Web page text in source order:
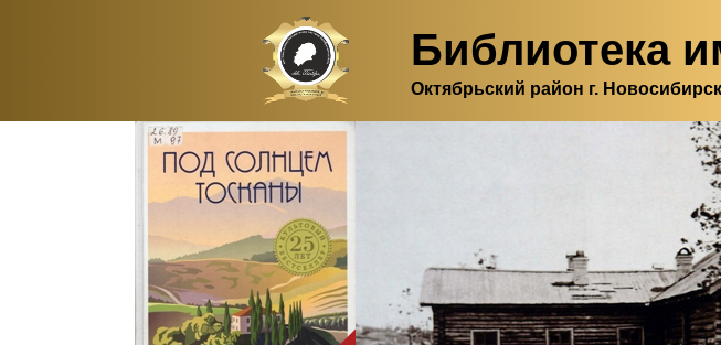
Библиотека
Октябрьский район г. Новосибирск
Здесь, в своем
итальянском доме, я вновь
испытала первичную
радость единения с
природой. Дом открыт
для бабочек, стрекоз, пчёл
или всех, кто пожелает
влететь в одно окно и
вылететь из другого. Едим
мы почти всегда во
дворе. Во мне настолько
возродился здравый
смысл моей матери -